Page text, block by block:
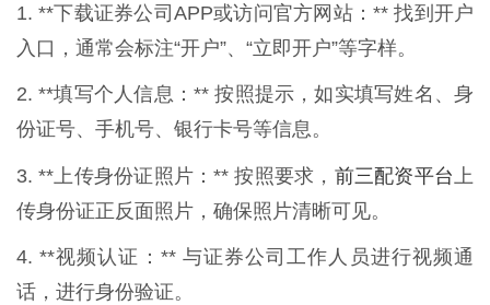
1. **下载证券公司APP或访问官方网站：** 找到开户
入口，通常会标注“开户”、“立即开户”等字样。
2. **填写个人信息：** 按照提示，如实填写姓名、身
份证号、手机号、银行卡号等信息。
3. **上传身份证照片：** 按照要求， 前三配资平台上
传身份证正反面照片，确保照片清晰可见。
4. **视频认证：** 与证券公司工作人员进行视频通
话，进行身份验证。